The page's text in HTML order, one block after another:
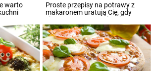
warto
Proste przepisy na potrawy z
makaronem uratują Cię, gdy
chcesz przygotować coś
szybkiego do jedze...